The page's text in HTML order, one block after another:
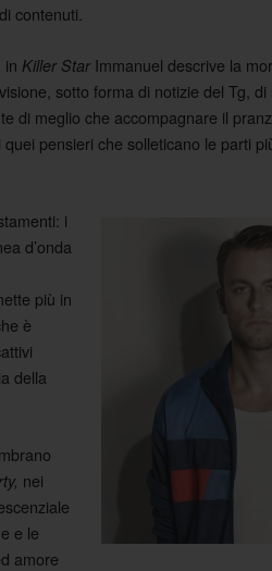
contenuti.
in Killer Star Immanuel descrive la
sotto forma di notizie del Tg,
di meglio che accompagnare il
pensieri che solleticano le parti
i
d’onda
più in
è
della
nei
e le
amore